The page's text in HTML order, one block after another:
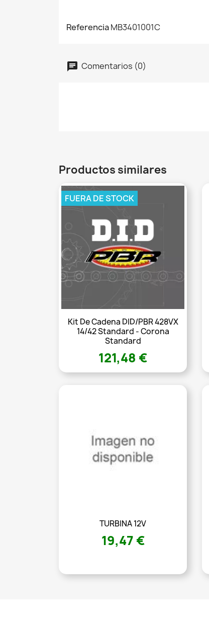
ReferenciaMB3401001C
Comentarios (0)
Productos similares
Kit De Cadena DID/PBR 428VX
14/42 Standard - Corona
Standard
121,48 €
FUERA DE STOCK
TURBINA 12V
19,47 €